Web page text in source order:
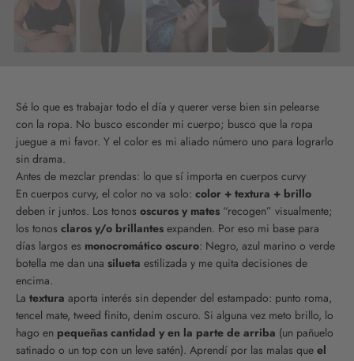
Sé lo que es trabajar todo el día y querer verse bien sin pelearse
con la ropa. No busco esconder mi cuerpo; busco que la ropa
juegue a mi favor. Y el color es mi aliado número uno para lograrlo
sin drama.
Antes de mezclar prendas: lo que sí importa en cuerpos curvy
En cuerpos curvy, el color no va solo: color + textura + brillo
deben ir juntos. Los tonos oscuros y mates “recogen” visualmente;
los tonos claros y/o brillantes expanden. Por eso mi base para
días largos es monocromático oscuro: Negro, azul marino o verde
botella me dan una silueta estilizada y me quita decisiones de
encima.
La textura aporta interés sin depender del estampado: punto roma,
tencel mate, tweed finito, denim oscuro. Si alguna vez meto brillo, lo
hago en pequeñas cantidad y en la parte de arriba (un pañuelo
satinado o un top con un leve satén). Aprendí por las malas que el